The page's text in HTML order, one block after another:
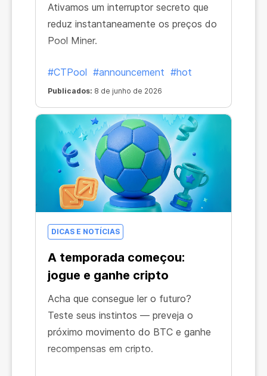
Ativamos um interruptor secreto que
reduz instantaneamente os preços do
Pool Miner.
#CTPool #announcement #hot
Publicados: 8 de junho de 2026
DICAS E NOTÍCIAS
A temporada começou:
jogue e ganhe cripto
Acha que consegue ler o futuro?
Teste seus instintos — preveja o
próximo movimento do BTC e ganhe
recompensas em cripto.